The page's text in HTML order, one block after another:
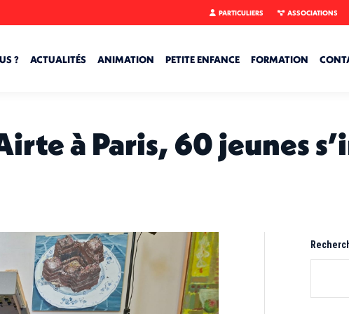
PARTICULIERS ASSOCIATIONS
? ACTUALITÉS ANIMATION PETITE ENFANCE FORMATION
à Paris, 60 jeunes